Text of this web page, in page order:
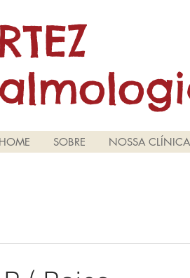
HOME SOBRE NOSSA CLÍNICA